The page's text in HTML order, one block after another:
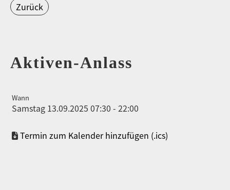
Zurück
Aktiven-Anlass
Wann
Samstag 13.09.2025 07:30 - 22:00
Termin zum Kalender hinzufügen (.ics)